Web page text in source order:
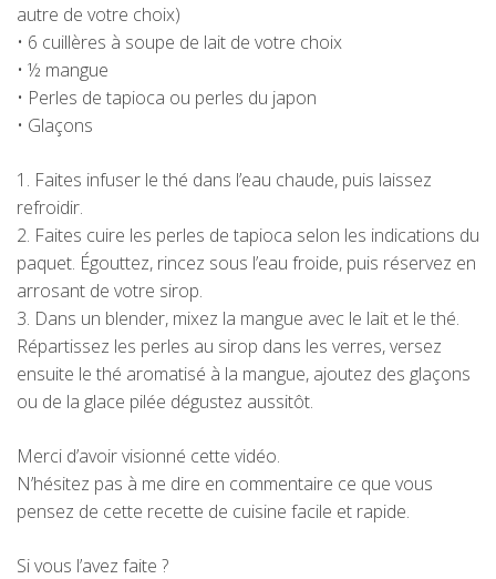
autre de votre choix)
• 6 cuillères à soupe de lait de votre choix
• ½ mangue
• Perles de tapioca ou perles du japon
• Glaçons
1. Faites infuser le thé dans l’eau chaude, puis laissez
refroidir.
2. Faites cuire les perles de tapioca selon les indications du
paquet. Égouttez, rincez sous l’eau froide, puis réservez en
arrosant de votre sirop.
3. Dans un blender, mixez la mangue avec le lait et le thé.
Répartissez les perles au sirop dans les verres, versez
ensuite le thé aromatisé à la mangue, ajoutez des glaçons
ou de la glace pilée dégustez aussitôt.
Merci d’avoir visionné cette vidéo.
N’hésitez pas à me dire en commentaire ce que vous
pensez de cette recette de cuisine facile et rapide.
Si vous l’avez faite ?